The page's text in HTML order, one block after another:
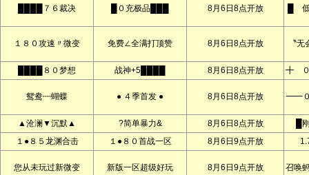
████７６裁决 █０充极品███ 8月6日8点开放 █
１８０攻速〃微变 免费∠全满打顶赞 8月6日8点开放 〝
████８０梦想 战神+5████ 8月6日8点开放 ╋ ０
鸳鸯┉蝴蝶 ● ４季首发 ● 8月6日8点开放 ━━
▲沧澜▼沉默▲ ?简单暴力& 8月6日8点开放
█
１●８５龙渊合击
１●８０首战一区 8月6日9点开放
您从未玩过新微变 新版一区超级好玩 8月6日9点开放 召唤